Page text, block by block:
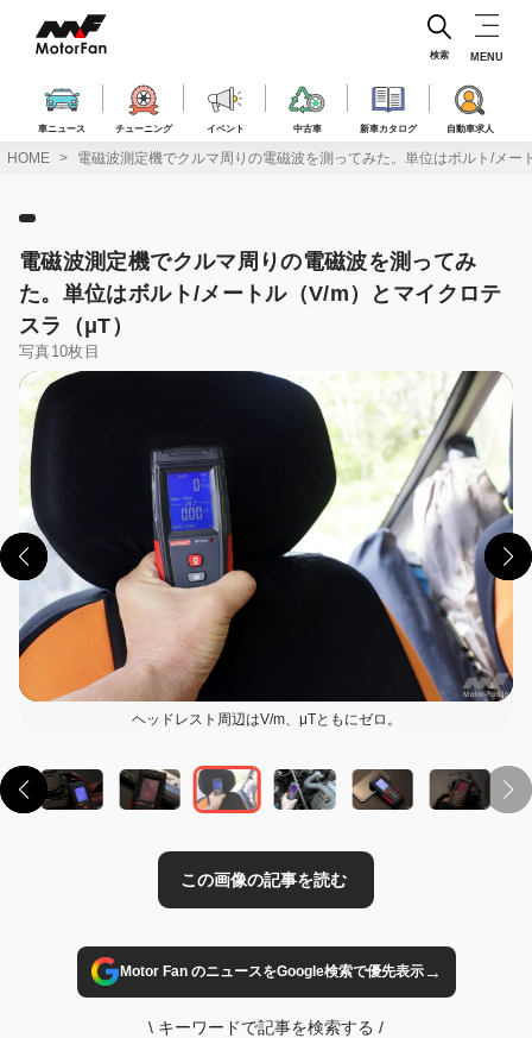
ス
車ニュース チューニング イベント 中古車 新車カタログ 自動車求人
検索 MENU
HOME 電磁波測定機でクルマ周りの電磁波を測ってみた。単位はボルト/メー
電磁波測定機でクルマ周りの電磁波を測ってみ
た。単位はボルト/メートル（V/m）とマイクロテ
スラ（μT）
写真10枚目
ヘッドレスト周辺はV/m、μTともにゼロ。
Motor Fan のニュースをGoogle検索で優先表示→
\ キーワードで記事を検索する /